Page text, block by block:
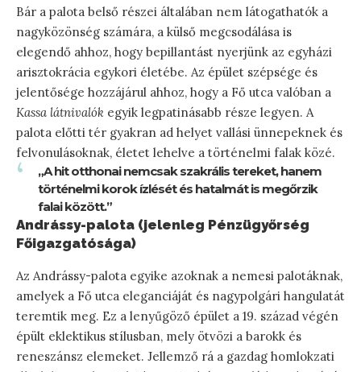
Bár a palota belső részei általában nem látogathatók a
nagyközönség számára, a külső megcsodálása is
elegendő ahhoz, hogy bepillantást nyerjünk az egyházi
arisztokrácia egykori életébe. Az épület szépsége és
jelentősége hozzájárul ahhoz, hogy a Fő utca valóban a
Kassa látnivalók egyik legpatinásabb része legyen. A
palota előtti tér gyakran ad helyet vallási ünnepeknek és
felvonulásoknak, életet lehelve a történelmi falak közé.
„A hit otthonai nemcsak szakrális tereket, hanem
történelmi korok ízlését és hatalmát is megőrzik
falai között.”
Andrássy-palota (jelenleg Pénzügyőrség
Főigazgatósága)
Az Andrássy-palota egyike azoknak a nemesi palotáknak,
amelyek a Fő utca eleganciáját és nagypolgári hangulatát
teremtik meg. Ez a lenyűgöző épület a 19. század végén
épült eklektikus stílusban, mely ötvözi a barokk és
reneszánsz elemeket. Jellemző rá a gazdag homlokzati